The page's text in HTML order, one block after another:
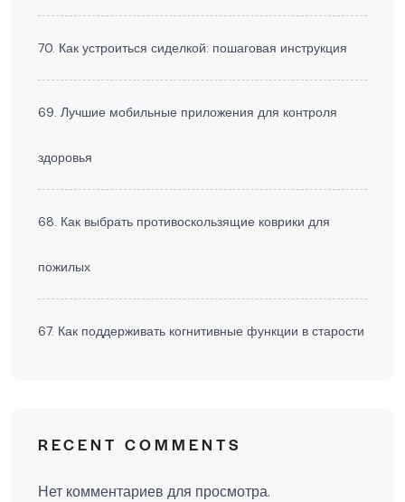
70. Как устроиться сиделкой: пошаговая инструкция
69. Лучшие мобильные приложения для контроля
здоровья
68. Как выбрать противоскользящие коврики для
пожилых
67. Как поддерживать когнитивные функции в старости
RECENT COMMENTS
Нет комментариев для просмотра.